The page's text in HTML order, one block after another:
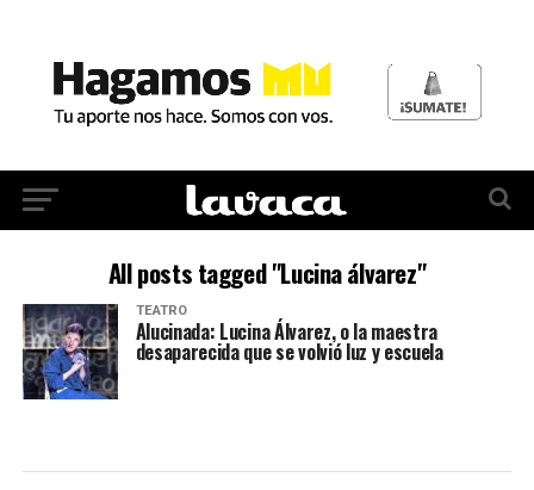
All posts tagged "Lucina álvarez"
TEATRO
Alucinada: Lucina Álvarez, o la maestra
desaparecida que se volvió luz y escuela